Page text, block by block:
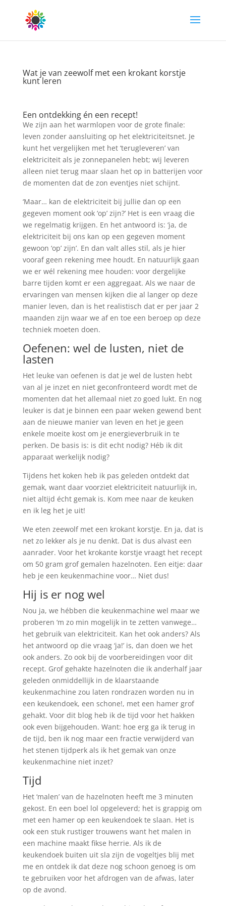
Wat je van zeewolf met een krokant korstje
kunt leren
Een ontdekking én een recept!
We zijn aan het warmlopen voor de grote finale:
leven zonder aansluiting op het elektriciteitsnet. Je
kunt het vergelijken met het ‘terugleveren’ van
elektriciteit als je zonnepanelen hebt; wij leveren
alleen niet terug maar slaan het op in batterijen voor
de momenten dat de zon eventjes niet schijnt.
‘Maar… kan de elektriciteit bij jullie dan op een
gegeven moment ook ‘op’ zijn?’ Het is een vraag die
we regelmatig krijgen. En het antwoord is: ‘ja, de
elektriciteit bij ons kan op een gegeven moment
gewoon ‘op’ zijn’. En dan valt alles stil, als je hier
vooraf geen rekening mee houdt. En natuurlijk gaan
we er wél rekening mee houden: voor dergelijke
barre tijden komt er een aggregaat. Als we naar de
ervaringen van mensen kijken die al langer op deze
manier leven, dan is het realistisch dat er per jaar 2
maanden zijn waar we af en toe een beroep op deze
techniek moeten doen.
Oefenen: wel de lusten, niet de
lasten
Het leuke van oefenen is dat je wel de lusten hebt
van al je inzet en niet geconfronteerd wordt met de
momenten dat het allemaal niet zo goed lukt. En nog
leuker is dat je binnen een paar weken gewend bent
aan de nieuwe manier van leven en het je geen
enkele moeite kost om je energieverbruik in te
perken. De basis is: is dit echt nodig? Héb ik dit
apparaat werkelijk nodig?
Tijdens het koken heb ik pas geleden ontdekt dat
gemak, want daar voorziet elektriciteit natuurlijk in,
niet altijd écht gemak is. Kom mee naar de keuken
en ik leg het je uit!
We eten zeewolf met een krokant korstje. En ja, dat is
net zo lekker als je nu denkt. Dat is dus alvast een
aanrader. Voor het krokante korstje vraagt het recept
om 50 gram grof gemalen hazelnoten. Een eitje: daar
heb je een keukenmachine voor… Niet dus!
Hij is er nog wel
Nou ja, we hébben die keukenmachine wel maar we
proberen ‘m zo min mogelijk in te zetten vanwege…
het gebruik van elektriciteit. Kan het ook anders? Als
het antwoord op die vraag ‘ja!’ is, dan doen we het
ook anders. Zo ook bij de voorbereidingen voor dit
recept. Grof gehakte hazelnoten die ik anderhalf jaar
geleden onmiddellijk in de klaarstaande
keukenmachine zou laten rondrazen worden nu in
een keukendoek, een schone!, met een hamer grof
gehakt. Voor dit blog heb ik de tijd voor het hakken
ook even bijgehouden. Want: hoe erg ga ik terug in
de tijd, ben ik nog maar een fractie verwijderd van
het stenen tijdperk als ik het gemak van onze
keukenmachine niet inzet?
Tijd
Het ‘malen’ van de hazelnoten heeft me 3 minuten
gekost. En een boel lol opgeleverd; het is grappig om
met een hamer op een keukendoek te slaan. Het is
ook een stuk rustiger trouwens want het malen in
een machine maakt fikse herrie. Als ik de
keukendoek buiten uit sla zijn de vogeltjes blij met
me en ontdek ik dat deze nog schoon genoeg is om
te gebruiken voor het afdrogen van de afwas, later
op de avond.